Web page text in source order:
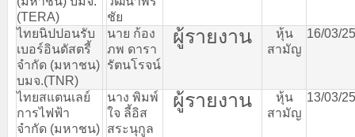
(TERA)
ชัย
ไทยนิปปอนรับ
เบอร์อินดัสตรี้
จำกัด (มหาชน)
บมจ.(TNR)
นาย ก้อง
ภพ ดารา
รัตนโรจน์
ผู้รายงาน
หุ้น
สามัญ
16/03/
ไทยสแตนเลย์
การไฟฟ้า
จำกัด (มหาชน)
นาง พิมพ์
ใจ ลี้อิส
สระนุกูล
ผู้รายงาน
หุ้น
สามัญ
13/03/